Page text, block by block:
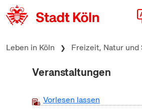
zum Inhalt springen
Leben in Köln Freizeit, Natur und
Veranstaltungen
Vorlesen lassen